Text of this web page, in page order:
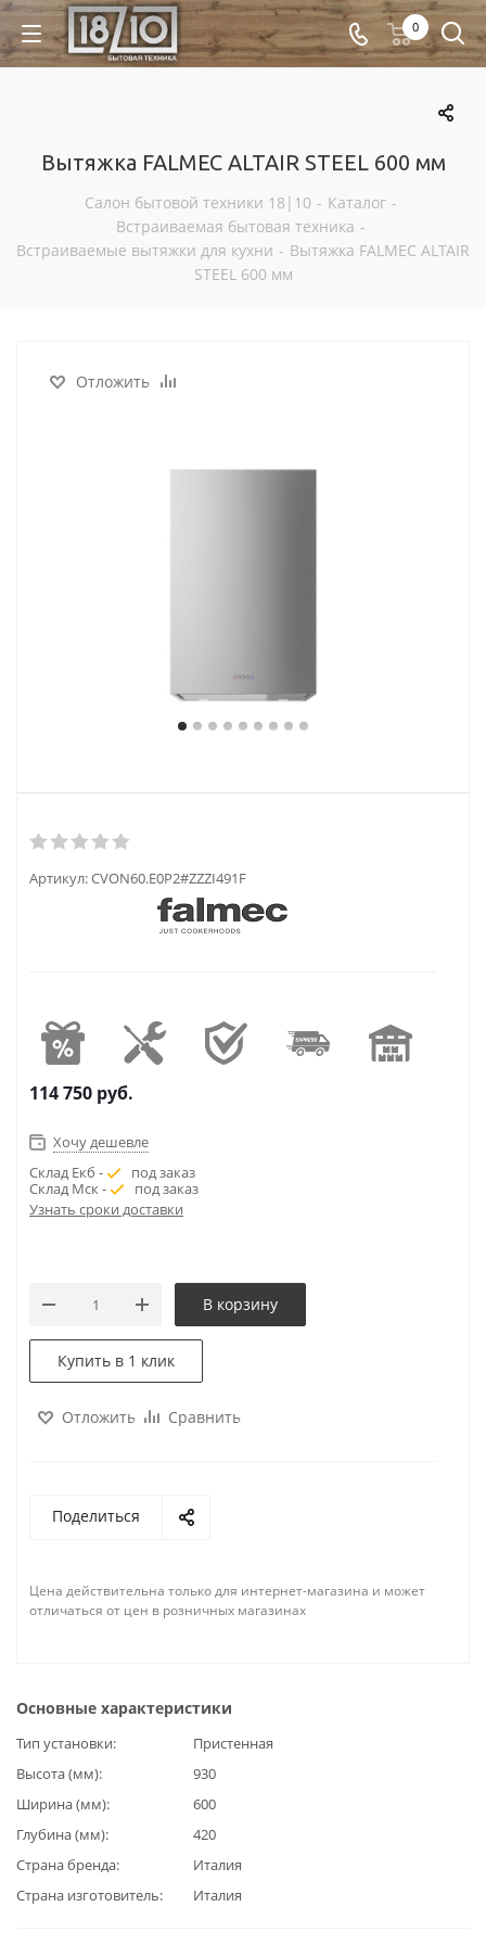
0
Вытяжка FALMEC ALTAIR STEEL 600 мм
Салон бытовой техники 18|10 - Каталог -
Встраиваемая бытовая техника -
Встраиваемые вытяжки для кухни - Вытяжка FALMEC ALTAIR
STEEL 600 мм
Отложить
Артикул:CVON60.E0P2#ZZZI491F
114 750 руб.
Хочу дешевле
Склад Екб -
под заказ
Склад Мск -
под заказ
Узнать сроки доставки
В корзину
Купить в 1 клик
Отложить Сравнить
Поделиться
Цена действительна только для интернет-магазина и может
отличаться от цен в розничных магазинах
Основные характеристики
Тип установки
Пристенная
Высота (мм)
930
Ширина (мм)
600
Глубина (мм)
420
Страна бренда
Италия
Страна изготовитель
Италия